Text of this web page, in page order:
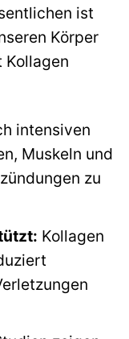
ist
Körper
Kollagen
intensiven
Muskeln und
zu
Kollagen